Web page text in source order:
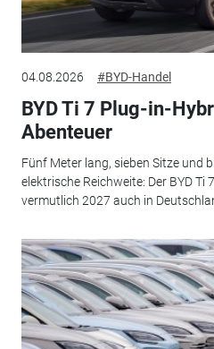
04.08.2026 #BYD-Handel
BYD Ti 7 Plug-in-
Abenteuer
Fünf Meter lang, sieben Sitze und
elektrische Reichweite: Der BYD Ti
vermutlich 2027 auch in